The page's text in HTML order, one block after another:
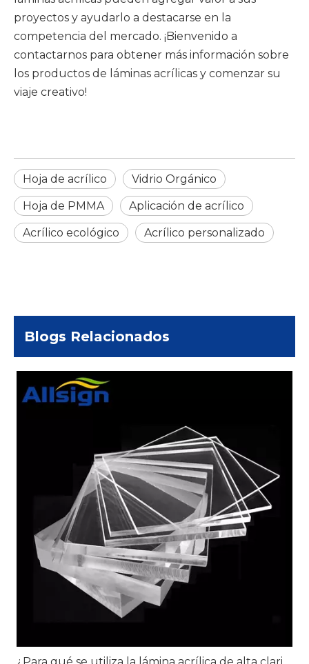
proyectos y ayudarlo a destacarse en la
competencia del mercado. ¡Bienvenido a
contactarnos para obtener más información sobre
los productos de láminas acrílicas y comenzar su
viaje creativo!
Hoja de acrílico Vidrio Orgánico
Hoja de PMMA Aplicación de acrílico
Acrílico ecológico Acrílico personalizado
Blogs Relacionados